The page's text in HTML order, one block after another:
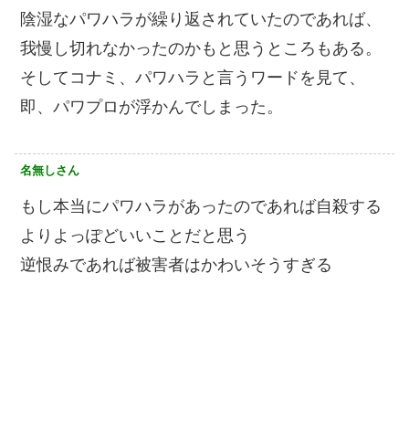
陰湿なパワハラが繰り返されていたのであれば、
我慢し切れなかったのかもと思うところもある。
そしてコナミ、パワハラと言うワードを見て、
即、パワプロが浮かんでしまった。
名無しさん
もし本当にパワハラがあったのであれば自殺する
よりよっぽどいいことだと思う
逆恨みであれば被害者はかわいそうすぎる